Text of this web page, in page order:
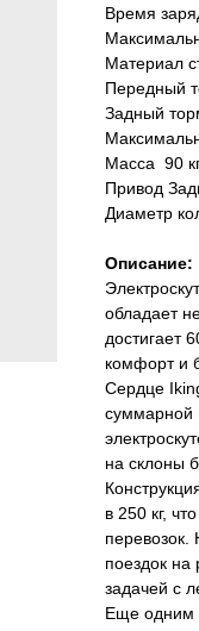
Время
Материал
Передный
Задный
Масса 90
Привод
Диаметр
Описание:
обладает
достигает
комфорт и
Сердце
суммарной
на склоны
в 250 кг,
перевозок.
поездок на
задачей с
Еще одним